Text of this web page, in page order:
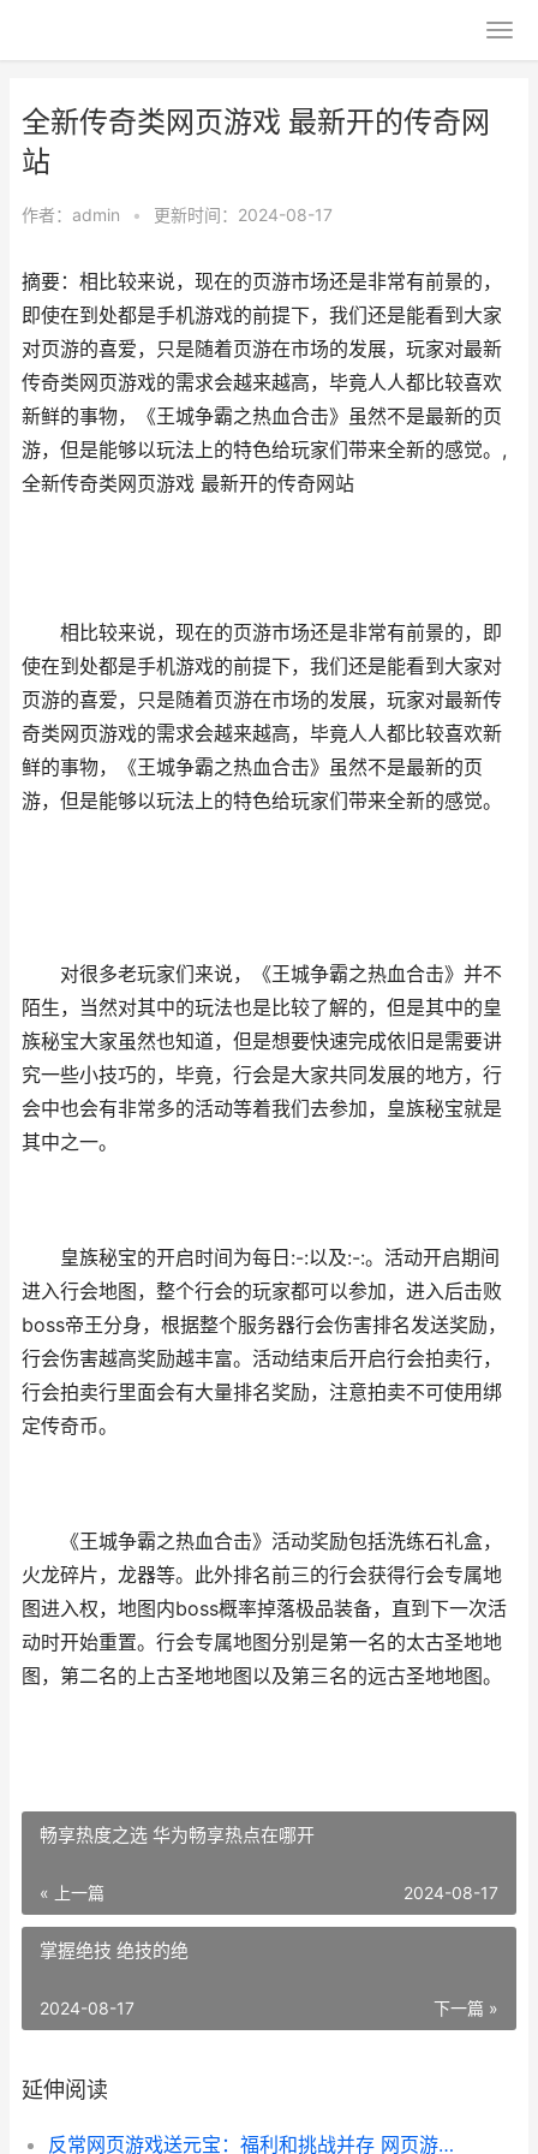
全新传奇类网页游戏 最新开的传奇网
站
作者： admin • 更新时间：2024-08-17
摘要：相比较来说，现在的页游市场还是非常有前景的，
即使在到处都是手机游戏的前提下，我们还是能看到大家
对页游的喜爱，只是随着页游在市场的发展，玩家对最新
传奇类网页游戏的需求会越来越高，毕竟人人都比较喜欢
新鲜的事物，《王城争霸之热血合击》虽然不是最新的页
游，但是能够以玩法上的特色给玩家们带来全新的感觉。,
全新传奇类网页游戏 最新开的传奇网站
相比较来说，现在的页游市场还是非常有前景的，即
使在到处都是手机游戏的前提下，我们还是能看到大家对
页游的喜爱，只是随着页游在市场的发展，玩家对最新传
奇类网页游戏的需求会越来越高，毕竟人人都比较喜欢新
鲜的事物，《王城争霸之热血合击》虽然不是最新的页
游，但是能够以玩法上的特色给玩家们带来全新的感觉。
对很多老玩家们来说，《王城争霸之热血合击》并不
陌生，当然对其中的玩法也是比较了解的，但是其中的皇
族秘宝大家虽然也知道，但是想要快速完成依旧是需要讲
究一些小技巧的，毕竟，行会是大家共同发展的地方，行
会中也会有非常多的活动等着我们去参加，皇族秘宝就是
其中之一。
皇族秘宝的开启时间为每日:-:以及:-:。活动开启期间
进入行会地图，整个行会的玩家都可以参加，进入后击败
boss帝王分身，根据整个服务器行会伤害排名发送奖励，
行会伤害越高奖励越丰富。活动结束后开启行会拍卖行，
行会拍卖行里面会有大量排名奖励，注意拍卖不可使用绑
定传奇币。
《王城争霸之热血合击》活动奖励包括洗练石礼盒，
火龙碎片，龙器等。此外排名前三的行会获得行会专属地
图进入权，地图内boss概率掉落极品装备，直到下一次活
动时开始重置。行会专属地图分别是第一名的太古圣地地
图，第二名的上古圣地地图以及第三名的远古圣地地图。
畅享热度之选 华为畅享热点在哪开
« 上一篇 2024-08-17
掌握绝技 绝技的绝
下一篇 »
2024-08-17
延伸阅读
反常网页游戏送元宝：福利和挑战并存 网页游戏返利网